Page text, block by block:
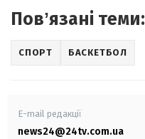
Повʼязані теми:
СПОРТ БАСКЕТБОЛ
E-mail редакції
news24@24tv.com.ua